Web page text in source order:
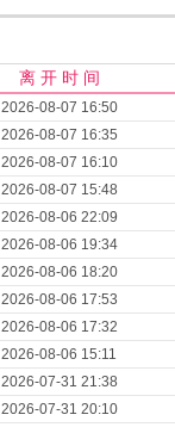
离 开 时 间
2026-08-07 16:50
2026-08-07 16:35
2026-08-07 16:10
2026-08-07 15:48
2026-08-06 22:09
2026-08-06 19:34
2026-08-06 18:20
2026-08-06 17:53
2026-08-06 17:32
2026-08-06 15:11
2026-07-31 21:38
2026-07-31 20:10